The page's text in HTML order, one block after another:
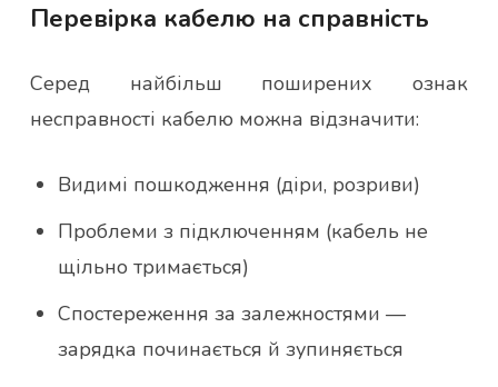
Перевірка кабелю на справність
Серед найбільш поширених ознак
несправності кабелю можна відзначити:
Видимі пошкодження (діри, розриви)
Проблеми з підключенням (кабель не
щільно тримається)
Спостереження за залежностями —
зарядка починається й зупиняється